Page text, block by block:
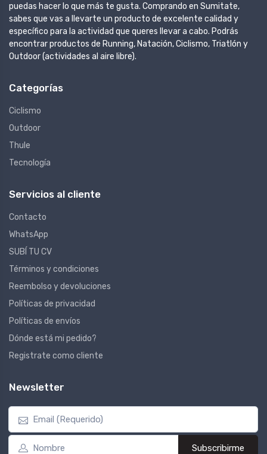
puedas hacer lo que más te gusta. Comprando en Sumitate,
sabes que vas a llevarte un producto de excelente calidad y
específico para la actividad que queres llevar a cabo. Podrás
encontrar productos de Running, Natación, Ciclismo, Triatlón y
Outdoor (actividades al aire libre).
Categorías
Ciclismo
Outdoor
Thule
Tecnología
Servicios al cliente
Contacto
WhatsApp
SUBÍ TU CV
Términos y condiciones
Reembolso y devoluciones
Políticas de privacidad
Políticas de envíos
Dónde está mi pedido?
Registrate como cliente
Newsletter
Subscribirme